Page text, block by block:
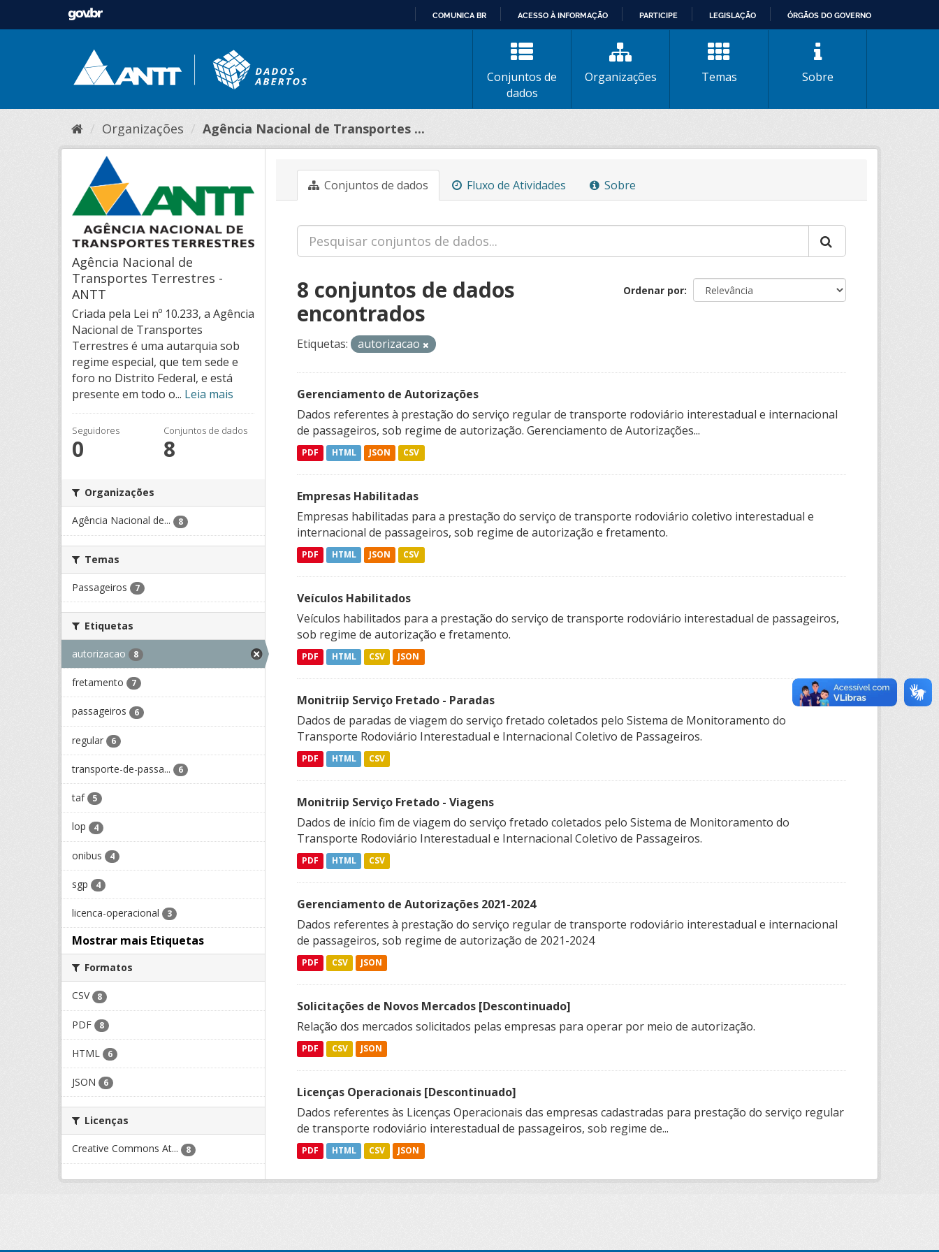
CONTEÚDO
COMUNICA BR ACESSO À INFORMAÇÃO PARTICIPE LEGISLAÇÃO ÓRGÃOS DO GOVERNO
Conjuntos de
dados
Organizações Temas Sobre
Organizações Agência Nacional de Transportes ...
Agência Nacional de
Transportes Terrestres -
ANTT
Criada pela Lei nº 10.233, a Agência
Nacional de Transportes
Terrestres é uma autarquia sob
regime especial, que tem sede e
foro no Distrito Federal, e está
presente em todo o... Leia mais
Seguidores
0
Conjuntos de dados
8
Organizações
Agência Nacional de... 8
Temas
Passageiros 7
Etiquetas
autorizacao 8
fretamento 7
passageiros 6
regular 6
transporte-de-passa... 6
taf 5
lop 4
onibus 4
sgp 4
licenca-operacional 3
Mostrar mais Etiquetas
Formatos
CSV 8
PDF 8
HTML 6
JSON 6
Licenças
Creative Commons At... 8
Conjuntos de dados Fluxo de Atividades Sobre
Ordenar por
8 conjuntos de dados
encontrados
Etiquetas: autorizacao
Gerenciamento de Autorizações
Dados referentes à prestação do serviço regular de transporte rodoviário interestadual e internacional
de passageiros, sob regime de autorização. Gerenciamento de Autorizações...
PDF HTML JSON CSV
Empresas Habilitadas
Empresas habilitadas para a prestação do serviço de transporte rodoviário coletivo interestadual e
internacional de passageiros, sob regime de autorização e fretamento.
PDF HTML JSON CSV
Veículos Habilitados
Veículos habilitados para a prestação do serviço de transporte rodoviário interestadual de passageiros,
sob regime de autorização e fretamento.
PDF HTML CSV JSON
Monitriip Serviço Fretado - Paradas
Dados de paradas de viagem do serviço fretado coletados pelo Sistema de Monitoramento do
Transporte Rodoviário Interestadual e Internacional Coletivo de Passageiros.
PDF HTML CSV
Monitriip Serviço Fretado - Viagens
Dados de início fim de viagem do serviço fretado coletados pelo Sistema de Monitoramento do
Transporte Rodoviário Interestadual e Internacional Coletivo de Passageiros.
PDF HTML CSV
Gerenciamento de Autorizações 2021-2024
Dados referentes à prestação do serviço regular de transporte rodoviário interestadual e internacional
de passageiros, sob regime de autorização de 2021-2024
PDF CSV JSON
Solicitações de Novos Mercados [Descontinuado]
Relação dos mercados solicitados pelas empresas para operar por meio de autorização.
PDF CSV JSON
Licenças Operacionais [Descontinuado]
Dados referentes às Licenças Operacionais das empresas cadastradas para prestação do serviço regular
de transporte rodoviário interestadual de passageiros, sob regime de...
PDF HTML CSV JSON